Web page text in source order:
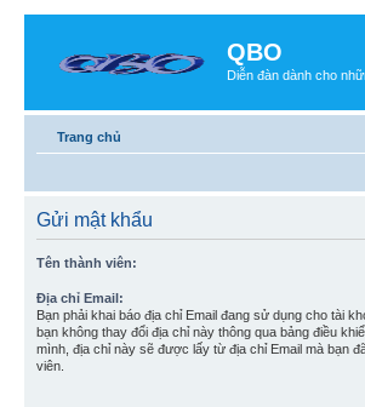
QBO
Diễn đàn dành cho
Trang chủ
Gửi mật khẩu
Tên thành viên:
Địa chỉ Email:
Bạn phải khai báo địa chỉ Email đang sử dụng cho tài
bạn không thay đổi địa chỉ này thông qua bảng điều
mình, địa chỉ này sẽ được lấy từ địa chỉ Email mà bạn
viên.